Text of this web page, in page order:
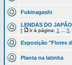
Fukinagashi
LENDAS DO
[ Ir à página: 1 5
Exposição "Flores
Planta na latinha